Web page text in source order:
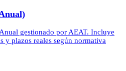
gestionado por AEAT. Incluye
y plazos reales según normativa